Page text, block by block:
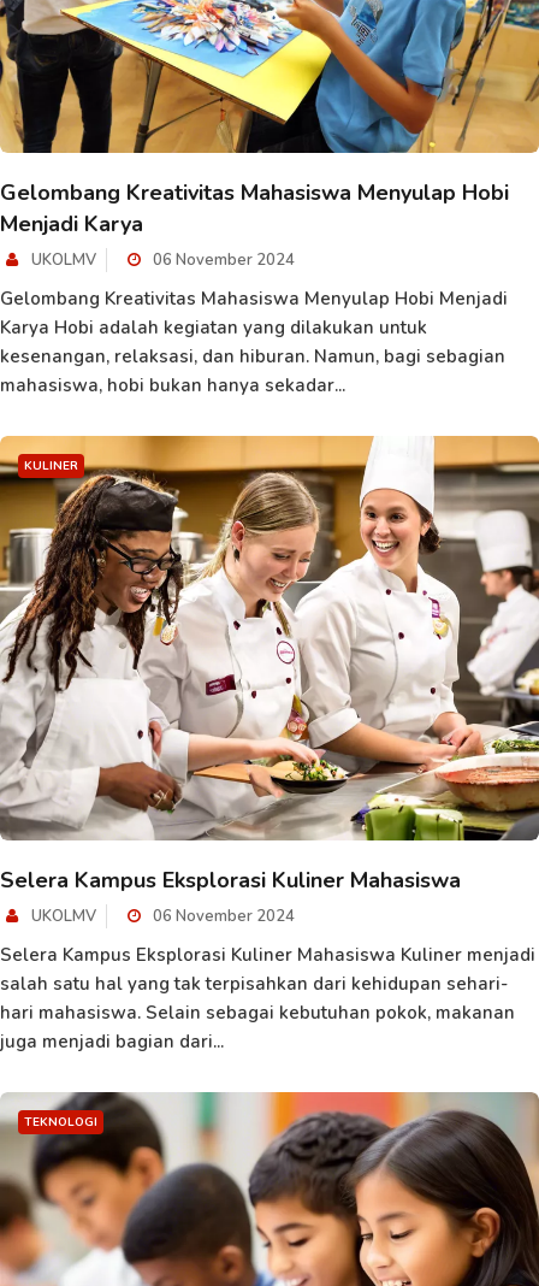
Gelombang Kreativitas Mahasiswa Menyulap Hobi
Menjadi Karya
UKOLMV 06 November 2024
Gelombang Kreativitas Mahasiswa Menyulap Hobi Menjadi
Karya Hobi adalah kegiatan yang dilakukan untuk
kesenangan, relaksasi, dan hiburan. Namun, bagi sebagian
mahasiswa, hobi bukan hanya sekadar...
KULINER
Selera Kampus Eksplorasi Kuliner Mahasiswa
UKOLMV 06 November 2024
Selera Kampus Eksplorasi Kuliner Mahasiswa Kuliner menjadi
salah satu hal yang tak terpisahkan dari kehidupan sehari-
hari mahasiswa. Selain sebagai kebutuhan pokok, makanan
juga menjadi bagian dari...
TEKNOLOGI